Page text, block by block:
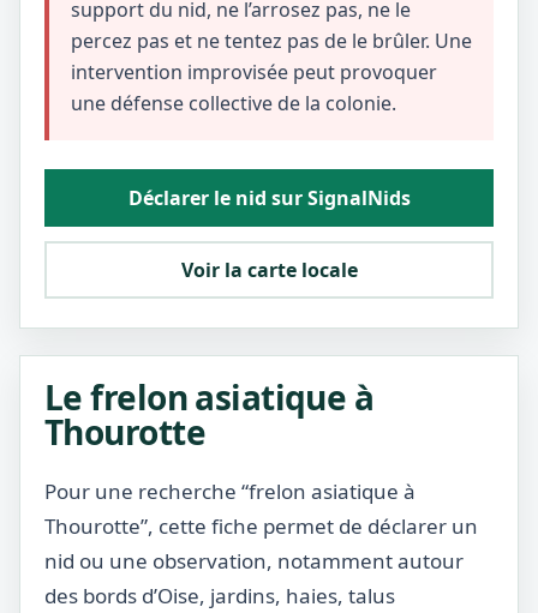
support du nid, ne l’arrosez pas, ne le
percez pas et ne tentez pas de le brûler. Une
intervention improvisée peut provoquer
une défense collective de la colonie.
Déclarer le nid sur SignalNids
Voir la carte locale
Le frelon asiatique à
Thourotte
Pour une recherche “frelon asiatique à
Thourotte”, cette fiche permet de déclarer un
nid ou une observation, notamment autour
des bords d’Oise, jardins, haies, talus